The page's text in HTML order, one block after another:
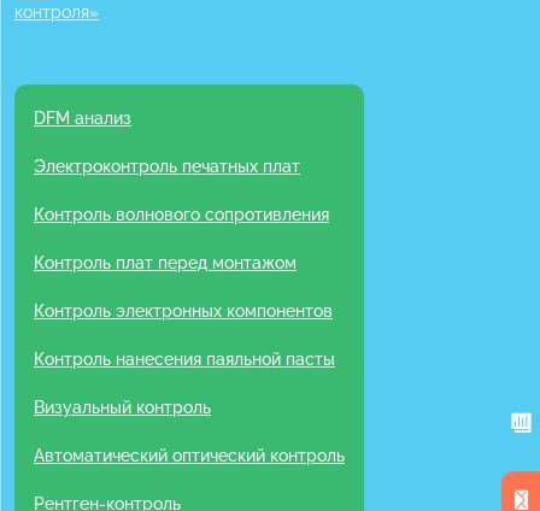
контроля»
DFM анализ
Электроконтроль печатных плат
Контроль волнового сопротивления
Контроль плат перед монтажом
Контроль электронных компонентов
Контроль нанесения паяльной пасты
Визуальный контроль
Автоматический оптический контроль
Рентген-контроль